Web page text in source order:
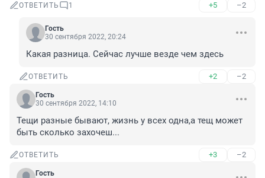
ОТВЕТИТЬ 1 +5 –2
Гость
30 сентября 2022, 20:24
Какая разница. Сейчас лучше везде чем здесь
ОТВЕТИТЬ +2 –2
Гость
30 сентября 2022, 14:10
Тещи разные бывают, жизнь у всех одна,а тещ может
быть сколько захочеш...
ОТВЕТИТЬ +3 –2
Гость